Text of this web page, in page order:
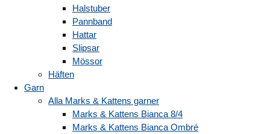
Halstuber
Pannband
Hattar
Slipsar
Mössor
Häften
Garn
Alla Marks & Kattens garner
Marks & Kattens Bianca 8/4
Marks & Kattens Bianca Ombré